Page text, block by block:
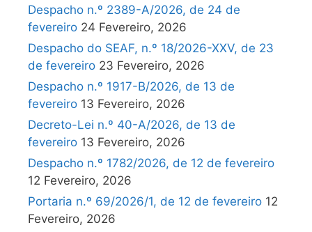
Despacho n.º 2389-A/2026, de 24 de
fevereiro 24 Fevereiro, 2026
Despacho do SEAF, n.º 18/2026-XXV, de 23
de fevereiro 23 Fevereiro, 2026
Despacho n.º 1917-B/2026, de 13 de
fevereiro 13 Fevereiro, 2026
Decreto-Lei n.º 40-A/2026, de 13 de
fevereiro 13 Fevereiro, 2026
Despacho n.º 1782/2026, de 12 de fevereiro
12 Fevereiro, 2026
Portaria n.º 69/2026/1, de 12 de fevereiro 12
Fevereiro, 2026